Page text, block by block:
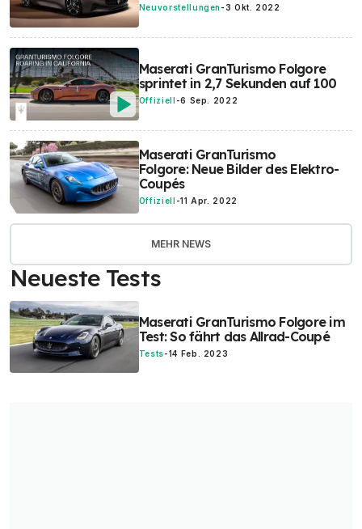
Neuvorstellungen -3 Okt. 2022
Maserati GranTurismo Folgore
sprintet in 2,7 Sekunden auf 100
Offiziell -6 Sep. 2022
Maserati GranTurismo
Folgore: Neue Bilder des Elektro-
Coupés
Offiziell -11 Apr. 2022
MEHR NEWS
Neueste Tests
Maserati GranTurismo Folgore im
Test: So fährt das Allrad-Coupé
Tests-14 Feb. 2023